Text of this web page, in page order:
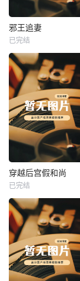
热播
邪王追妻
未知
邪王追妻
已完结
热播
未知
穿越后宫假和尚
已完结